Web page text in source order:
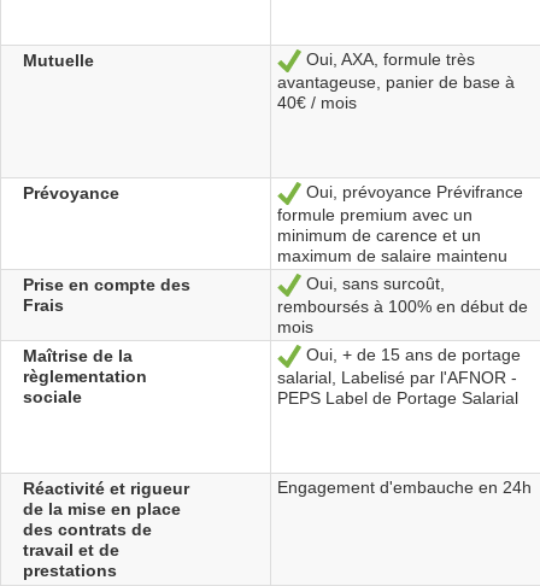
Mutuelle Sí
Oui, AXA, formule très
avantageuse, panier de base à
40€ / mois
Prévoyance Sí
Oui, prévoyance Prévifrance
formule premium avec un
minimum de carence et un
maximum de salaire maintenu
Prise en compte des
Frais
Sí
Oui, sans surcoût,
remboursés à 100% en début de
mois
Maîtrise de la
règlementation
sociale
Sí
Oui, + de 15 ans de portage
salarial, Labelisé par l'AFNOR -
PEPS Label de Portage Salarial
Réactivité et rigueur
de la mise en place
des contrats de
travail et de
prestations
Engagement d'embauche en 24h